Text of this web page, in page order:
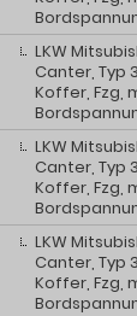
LKW
Canter, Typ
Koffer, Fzg,
LKW
Canter, Typ
Koffer, Fzg,
LKW
Canter, Typ
Koffer, Fzg,